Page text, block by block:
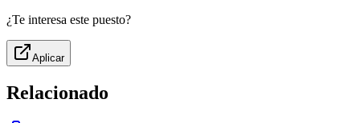
¿Te interesa este puesto?
Aplicar
Relacionado